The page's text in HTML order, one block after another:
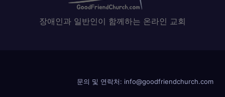
장애인과 일반인이 함께하는 온라인 교회
문의 및 연락처: info@goodfriendchurch.com